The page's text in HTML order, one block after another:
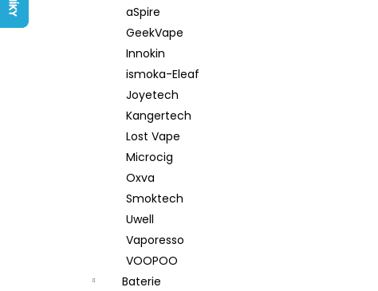
aSpire
GeekVape
Innokin
ismoka-Eleaf
Joyetech
Kangertech
Lost Vape
Microcig
Oxva
Smoktech
Uwell
Vaporesso
VOOPOO
Baterie
LIQUID ARAMAX 4PACK CIGAR
TOBACCO 4X10ML-18MG
558 Kč